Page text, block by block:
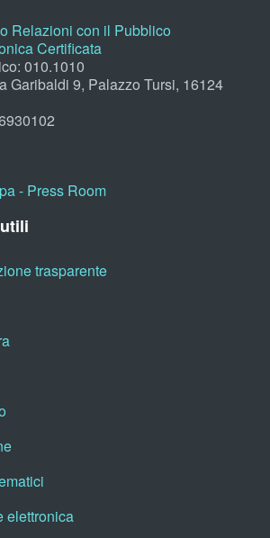
Relazioni con il Pubblico
Certificata
010.1010
Garibaldi 9, Palazzo Tursi, 16124
- Press Room
trasparente
elettronica